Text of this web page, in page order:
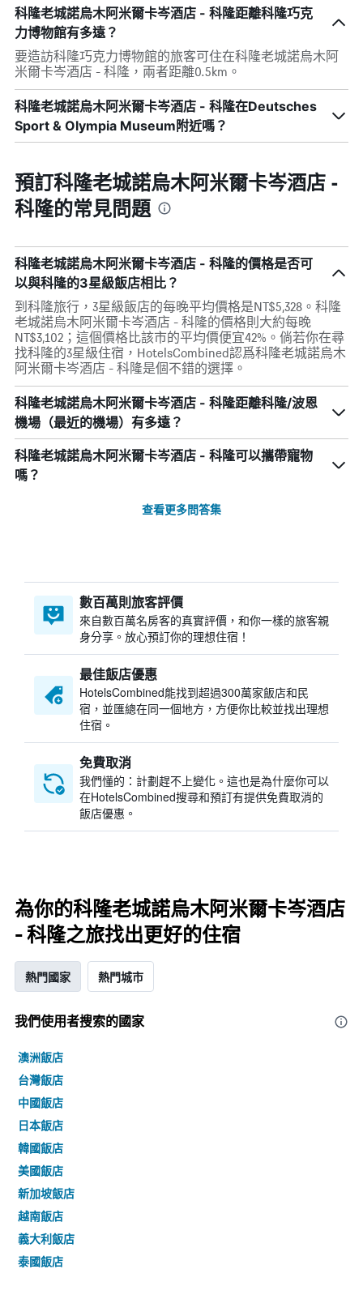
科隆老城諾烏木阿米爾卡岑酒店 - 科隆距離科隆巧克
力博物館有多遠？
要造訪科隆巧克力博物館的旅客可住在科隆老城諾烏木阿
米爾卡岑酒店 - 科隆，兩者距離0.5km。
科隆老城諾烏木阿米爾卡岑酒店 - 科隆在Deutsches
Sport & Olympia Museum附近嗎？
預訂科隆老城諾烏木阿米爾卡岑酒店 -
科隆的常見問題
科隆老城諾烏木阿米爾卡岑酒店 - 科隆的價格是否可
以與科隆的3星級飯店相比？
到科隆旅行，3星級飯店的每晚平均價格是NT$5,328。科隆
老城諾烏木阿米爾卡岑酒店 - 科隆的價格則大約每晚
NT$3,102；這個價格比該市的平均價便宜42%。倘若你在尋
找科隆的3星級住宿，HotelsCombined認爲科隆老城諾烏木
阿米爾卡岑酒店 - 科隆是個不錯的選擇。
科隆老城諾烏木阿米爾卡岑酒店 - 科隆距離科隆/波恩
機場（最近的機場）有多遠？
科隆老城諾烏木阿米爾卡岑酒店 - 科隆可以攜帶寵物
嗎？
查看更多問答集
數百萬則旅客評價
來自數百萬名房客的真實評價，和你一樣的旅客親
身分享。放心預訂你的理想住宿！
最佳飯店優惠
HotelsCombined​能找到超過300萬家飯店和民
宿，並匯總在同一個地方，方便你比較並找出理想
住宿。
免費取消
我們懂的：計劃趕不上變化。這也是為什麼你可以
在HotelsCombined搜尋和預訂有提供免費取消的
飯店優惠。
為你的科隆老城諾烏木阿米爾卡岑酒店
- 科隆之旅找出更好的住宿
熱門國家 熱門城市
我們使用者搜索的國家
澳洲飯店
台灣飯店
中國飯店
日本飯店
韓國飯店
美國飯店
新加坡飯店
越南飯店
義大利飯店
泰國飯店